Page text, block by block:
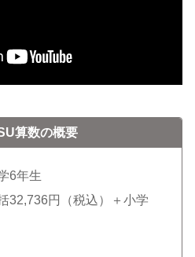
算数の概要
6年生
32,736円（税込）＋小学